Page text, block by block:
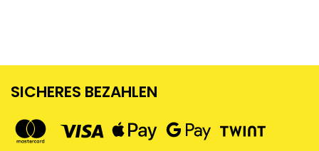
SICHERES BEZAHLEN